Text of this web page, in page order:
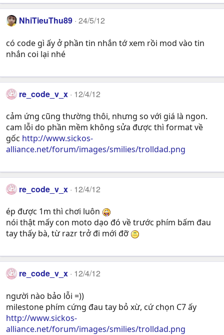
NhiTieuThu89 24/5/12
có code gì ấy ở phần tin nhắn tớ xem rồi mod vào tin
nhắn coi lại nhé
re_code_v_x 12/4/12
cảm ứng cũng thường thôi, nhưng so với giá là ngon.
cam lỗi do phần mềm không sửa được thì format về
gốc http://www.sickos-
alliance.net/forum/images/smilies/trolldad.png
re_code_v_x 12/4/12
ép được 1m thì chơi luôn
nói thật mấy con moto dạo đó về trước phím bấm đau
tay thấy bà, từ razr trở đi mới đỡ
re_code_v_x 12/4/12
người nào bảo lỗi =))
milestone phím cứng đau tay bỏ xừ, cứ chọn C7 ấy
http://www.sickos-
alliance.net/forum/images/smilies/trolldad.png